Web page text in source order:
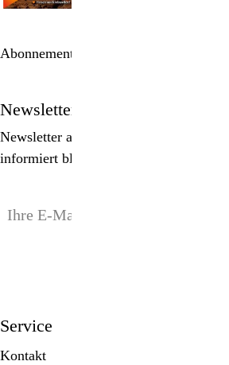
Abonnement bestellen
Newsletter
Newsletter abonnieren,
informiert bleiben!
Service
Kontakt